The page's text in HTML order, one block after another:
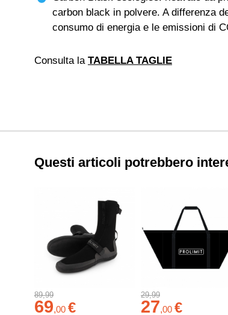
carbon black in polvere. A differenza
consumo di energia e le emissioni di
Consulta la TABELLA TAGLIE
Questi articoli potrebbero
89,99
69,00 €
29,99
27,00 €